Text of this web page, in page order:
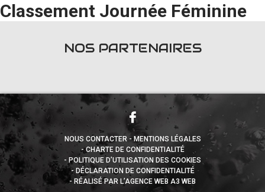
RÉSULTATS
Classement Journée Féminine
NOS PARTENAIRES
NOUS CONTACTER
MENTIONS LÉGALES
CHARTE DE CONFIDENTIALITÉ
POLITIQUE D’UTILISATION DES COOKIES
DÉCLARATION DE CONFIDENTIALITÉ
RÉALISÉ PAR L’AGENCE WEB A3 WEB